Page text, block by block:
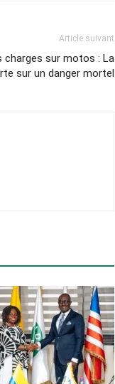
Article suivant
charges sur motos : La
sur un danger mortel